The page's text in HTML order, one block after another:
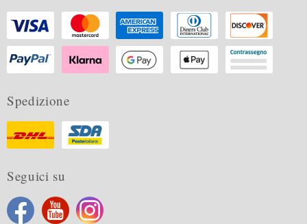
Spedizione
Seguici su